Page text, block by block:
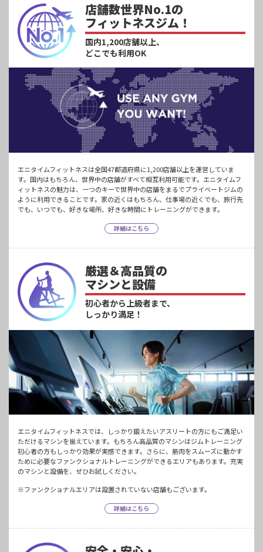
店舗数世界No.1の
フィットネスジム！
国内1,200店舗以上、
どこでも利用OK
エニタイムフィットネスは全国47都道府県に1,200店舗以上を運営していま
す。国内はもちろん、世界中の店舗がすべて相互利用可能です。エニタイムフ
ィットネスの魅力は、一つのキーで世界中の店舗をまるでプライベートジムの
ように利用できることです。家の近くはもちろん、仕事場の近くでも、旅行先
でも、いつでも、好きな場所、好きな時間にトレーニングができます。
詳細はこちら
厳選＆高品質の
マシンと設備
初心者から上級者まで、
しっかり満足！
エニタイムフィットネスでは、しっかり鍛えたいアスリートの方にもご満足い
ただけるマシンを揃えています。もちろん高品質のマシンはジムトレーニング
初心者の方もしっかり効果が実感できます。さらに、筋肉をスムーズに動かす
ために必要なファンクショナルトレーニングができるエリアもあります。充実
のマシンと設備を、ぜひお試しください。
※ファンクショナルエリアは設置されていない店舗もございます。
詳細はこちら